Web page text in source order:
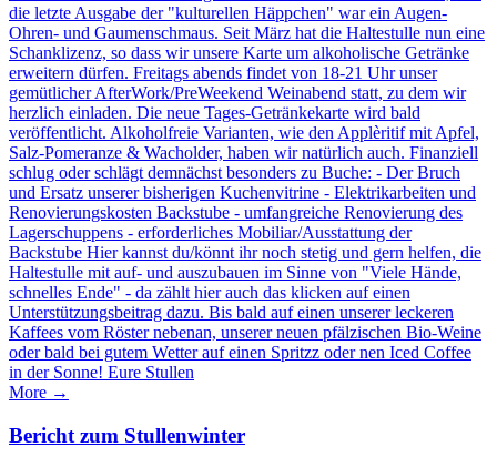
die letzte Ausgabe der "kulturellen Häppchen" war ein Augen-
Ohren- und Gaumenschmaus. Seit März hat die Haltestulle nun eine
Schanklizenz, so dass wir unsere Karte um alkoholische Getränke
erweitern dürfen. Freitags abends findet von 18-21 Uhr unser
gemütlicher AfterWork/PreWeekend Weinabend statt, zu dem wir
herzlich einladen. Die neue Tages-Getränkekarte wird bald
veröffentlicht. Alkoholfreie Varianten, wie den Applèritif mit Apfel,
Salz-Pomeranze & Wacholder, haben wir natürlich auch. Finanziell
schlug oder schlägt demnächst besonders zu Buche: - Der Bruch
und Ersatz unserer bisherigen Kuchenvitrine - Elektrikarbeiten und
Renovierungskosten Backstube - umfangreiche Renovierung des
Lagerschuppens - erforderliches Mobiliar/Ausstattung der
Backstube Hier kannst du/könnt ihr noch stetig und gern helfen, die
Haltestulle mit auf- und auszubauen im Sinne von "Viele Hände,
schnelles Ende" - da zählt hier auch das klicken auf einen
Unterstützungsbeitrag dazu. Bis bald auf einen unserer leckeren
Kaffees vom Röster nebenan, unserer neuen pfälzischen Bio-Weine
oder bald bei gutem Wetter auf einen Spritzz oder nen Iced Coffee
in der Sonne! Eure Stullen
More →
Bericht zum Stullenwinter